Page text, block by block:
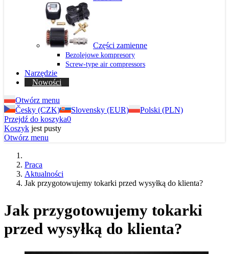
Części zamienne
Bezolejowe kompresory
Screw-type air compressors
Narzędzie
Nowości
Otwórz menu
Česky (CZK)
Slovensky (EUR)
Polski (PLN)
Przejdź do koszyka0
Koszyk jest pusty
Otwórz menu
Praca
Aktualności
Jak przygotowujemy tokarki przed wysyłką do klienta?
Jak przygotowujemy tokarki
przed wysyłką do klienta?